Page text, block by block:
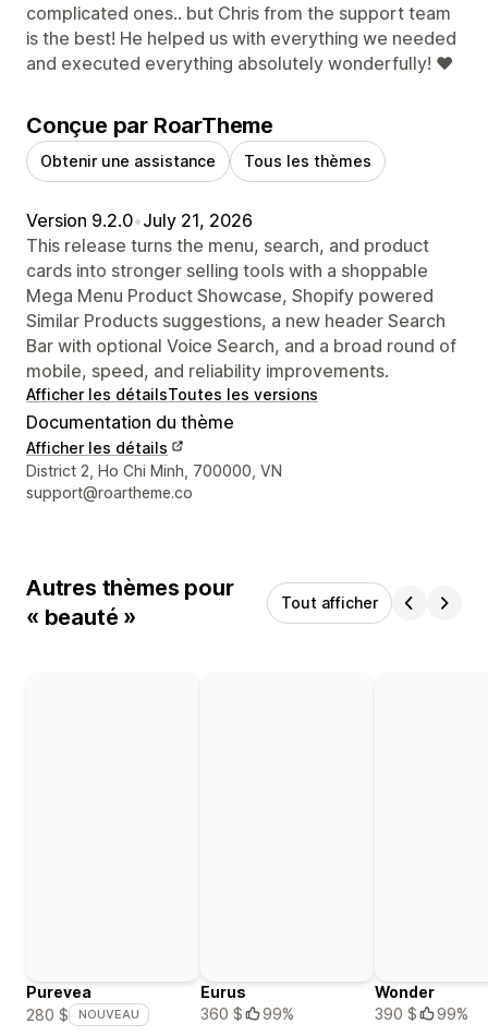
complicated ones.. but Chris from the support team
is the best! He helped us with everything we needed
and executed everything absolutely wonderfully! ❤
Conçue par RoarTheme
Obtenir une assistance Tous les thèmes
Version 9.2.0•July 21, 2026
This release turns the menu, search, and product
cards into stronger selling tools with a shoppable
Mega Menu Product Showcase, Shopify powered
Similar Products suggestions, a new header Search
Bar with optional Voice Search, and a broad round of
mobile, speed, and reliability improvements.
Afficher les détailsToutes les versions
Documentation du thème
Afficher les détails
Coordonnées du concepteur
District 2, Ho Chi Minh, 700000, VN
support@roartheme.co
Autres thèmes pour
« beauté »
Tout afficher
Purevea
280 $
NOUVEAU
Eurus
360 $
99%
Wonder
390 $
99%